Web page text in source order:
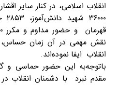
انقلاب اسلامی، در کنار سایر
نقش مهمی در آن زمان حساس،
انقلاب ایفا نموده‌اند.
باتوجه‌به این حضور حماسی و
مقدم نبرد با دشمنان انقلاب